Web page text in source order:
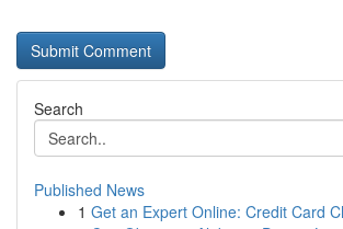
Search
Published News
1 Get an Expert Online: Credit Card